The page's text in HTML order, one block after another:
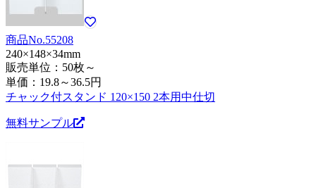
商品No.55208
240×148×34mm
販売単位：50枚～
単価： 19.8～36.5円
チャック付スタンド 120×150 2本用中仕切
無料サンプル